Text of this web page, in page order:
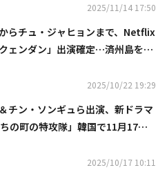
2025/11/14 17:50
らチュ・ジャヒョンまで、Netflix
ェンダン」出演確定…済州島を舞
2025/10/22 19:29
チン・ソンギュら出演、新ドラマ
ちの町の特攻隊」韓国で11月17日
2025/10/17 10:11